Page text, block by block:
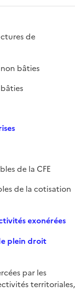
de
bâties
de la CFE
de la cotisation
exonérées
plein droit
par les
territoriales,